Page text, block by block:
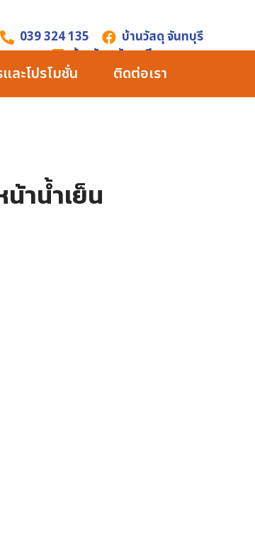
039 324 135
บ้านวัสดุ จันทบุรี
บ้านวัสดุ จันทบุรี
ละโปรโมชั่น ติดต่อเรา
าน้ำเย็น